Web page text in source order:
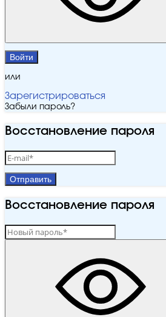
Войти
или
Зарегистрироваться
Забыли пароль?
Восстановление пароля
Отправить
Восстановление пароля